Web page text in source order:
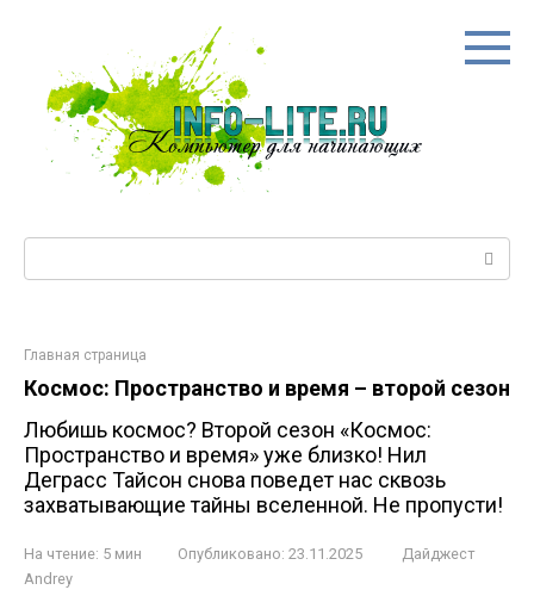
Главная страница
Космос: Пространство и время – второй сезон
Любишь космос? Второй сезон «Космос:
Пространство и время» уже близко! Нил
Деграсс Тайсон снова поведет нас сквозь
захватывающие тайны вселенной. Не пропусти!
На чтение: 5 мин Опубликовано: 23.11.2025
Дайджест
Andrey